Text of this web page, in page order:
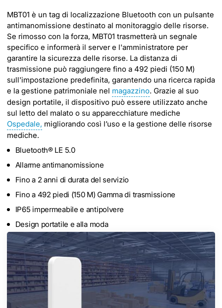
MBT01 è un tag di localizzazione Bluetooth con un pulsante
antimanomissione destinato al monitoraggio delle risorse.
Se rimosso con la forza, MBT01 trasmetterà un segnale
specifico e informerà il server e l'amministratore per
garantire la sicurezza delle risorse. La distanza di
trasmissione può raggiungere fino a 492 piedi (150 M)
sull'impostazione predefinita, garantendo una ricerca rapida
e la gestione patrimoniale nel magazzino. Grazie al suo
design portatile, il dispositivo può essere utilizzato anche
sul letto del malato o su apparecchiature mediche
Ospedale, migliorando così l’uso e la gestione delle risorse
mediche.
Bluetooth® LE 5.0
Allarme antimanomissione
Fino a 2 anni di durata del servizio
Fino a 492 piedi (150 M) Gamma di trasmissione
IP65 impermeabile e antipolvere
Design portatile e alla moda